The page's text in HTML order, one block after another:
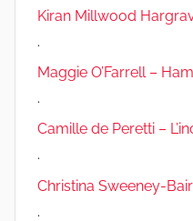
Kiran Millwood
.
Maggie O’Farrell –
.
Camille de Peretti –
.
Christina Sweeney-
.